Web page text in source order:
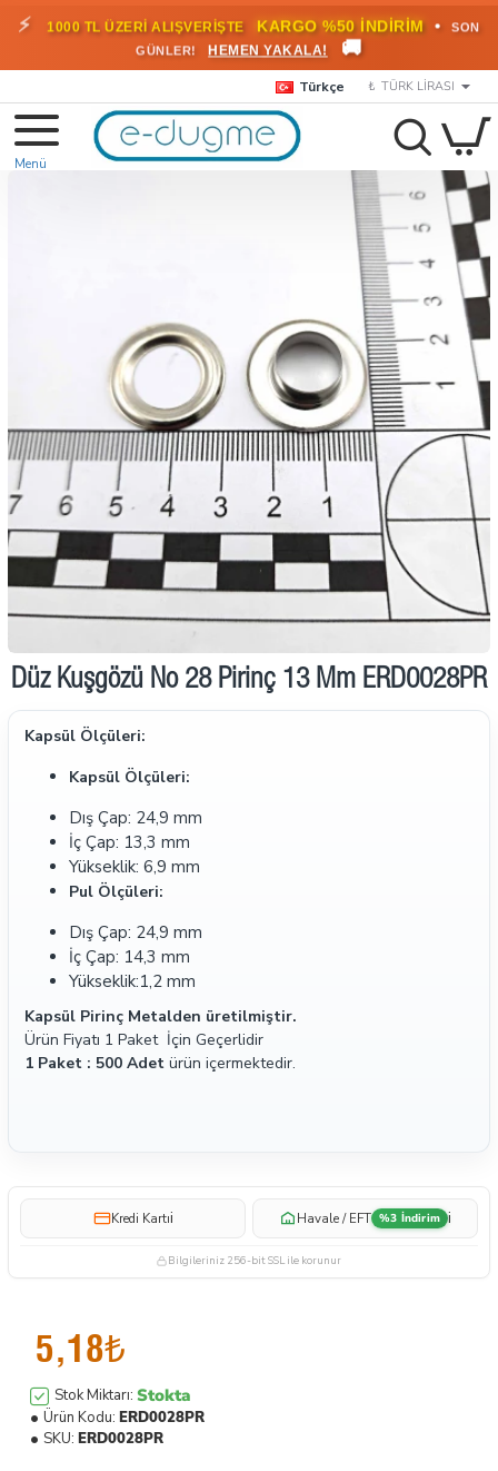
🎁 2000 TL ÜZERİ SİPARİŞLERDE KARGO BEDAVA! •
HEMEN
FAYDALANIN
🚚
Türkçe ₺ TÜRK LIRASI
Düz Kuşgözü No 28 Pirinç 13 Mm ERD0028PR
Kapsül Ölçüleri:
Kapsül Ölçüleri:
Dış Çap: 24,9 mm
İç Çap: 13,3 mm
Yükseklik: 6,9 mm
Pul Ölçüleri:
Dış Çap: 24,9 mm
İç Çap: 14,3 mm
Yükseklik:1,2 mm
Kapsül Pirinç Metalden üretilmiştir.
Ürün Fiyatı 1 Paket İçin Geçerlidir
1 Paket : 500 Adet ürün içermektedir.
Kredi Kartıi Havale / EFT %3 İndirim i
Bilgileriniz 256-bit SSL ile korunur
5,18₺
Stok Miktarı: Stokta
Ürün Kodu: ERD0028PR
SKU: ERD0028PR